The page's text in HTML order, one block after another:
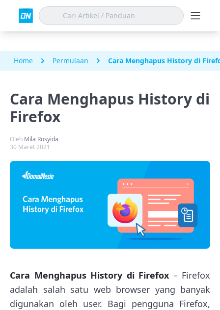
Home Permulaan Cara Menghapus History di
Cara Menghapus History di
Firefox
Oleh Mila Rosyida
30 Maret 2021
Cara Menghapus History di Firefox – Firefox
adalah salah satu web browser yang banyak
digunakan oleh user. Bagi pengguna Firefox,